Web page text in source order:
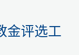
金评选工